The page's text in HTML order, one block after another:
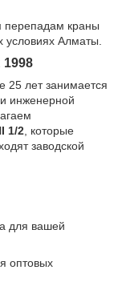
перепадам краны
условиях Алматы.
25 лет занимается
инженерной
1/2 , которые
заводской
для вашей
оптовых